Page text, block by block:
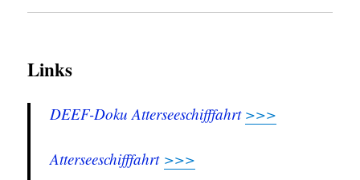
Links
DEEF-Doku Atterseeschifffahrt >>>
Atterseeschifffahrt >>>